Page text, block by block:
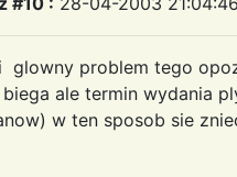
problem tego
ale termin wydania
w ten sposob sie